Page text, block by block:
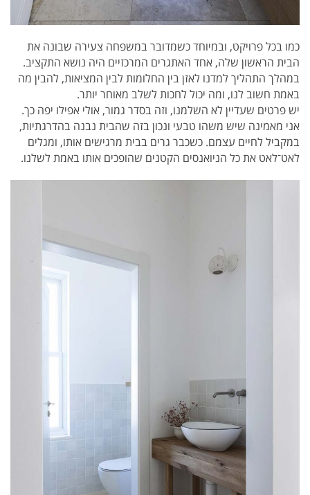
כמו בכל פרויקט, ובמיוחד כשמדובר במשפחה צעירה שבונה את
הבית הראשון שלה, אחד האתגרים המרכזיים היה נושא התקציב.
במהלך התהליך למדנו לאזן בין החלומות לבין המציאות, להבין מה
באמת חשוב לנו, ומה יכול לחכות לשלב מאוחר יותר.
יש פרטים שעדיין לא השלמנו, וזה בסדר גמור, אולי אפילו יפה כך.
אני מאמינה שיש משהו טבעי ונכון בזה שהבית נבנה בהדרגתיות,
במקביל לחיים עצמם. כשכבר גרים בבית מרגישים אותו, ומגלים
לאט־לאט את כל הניואנסים הקטנים שהופכים אותו באמת לשלנו.